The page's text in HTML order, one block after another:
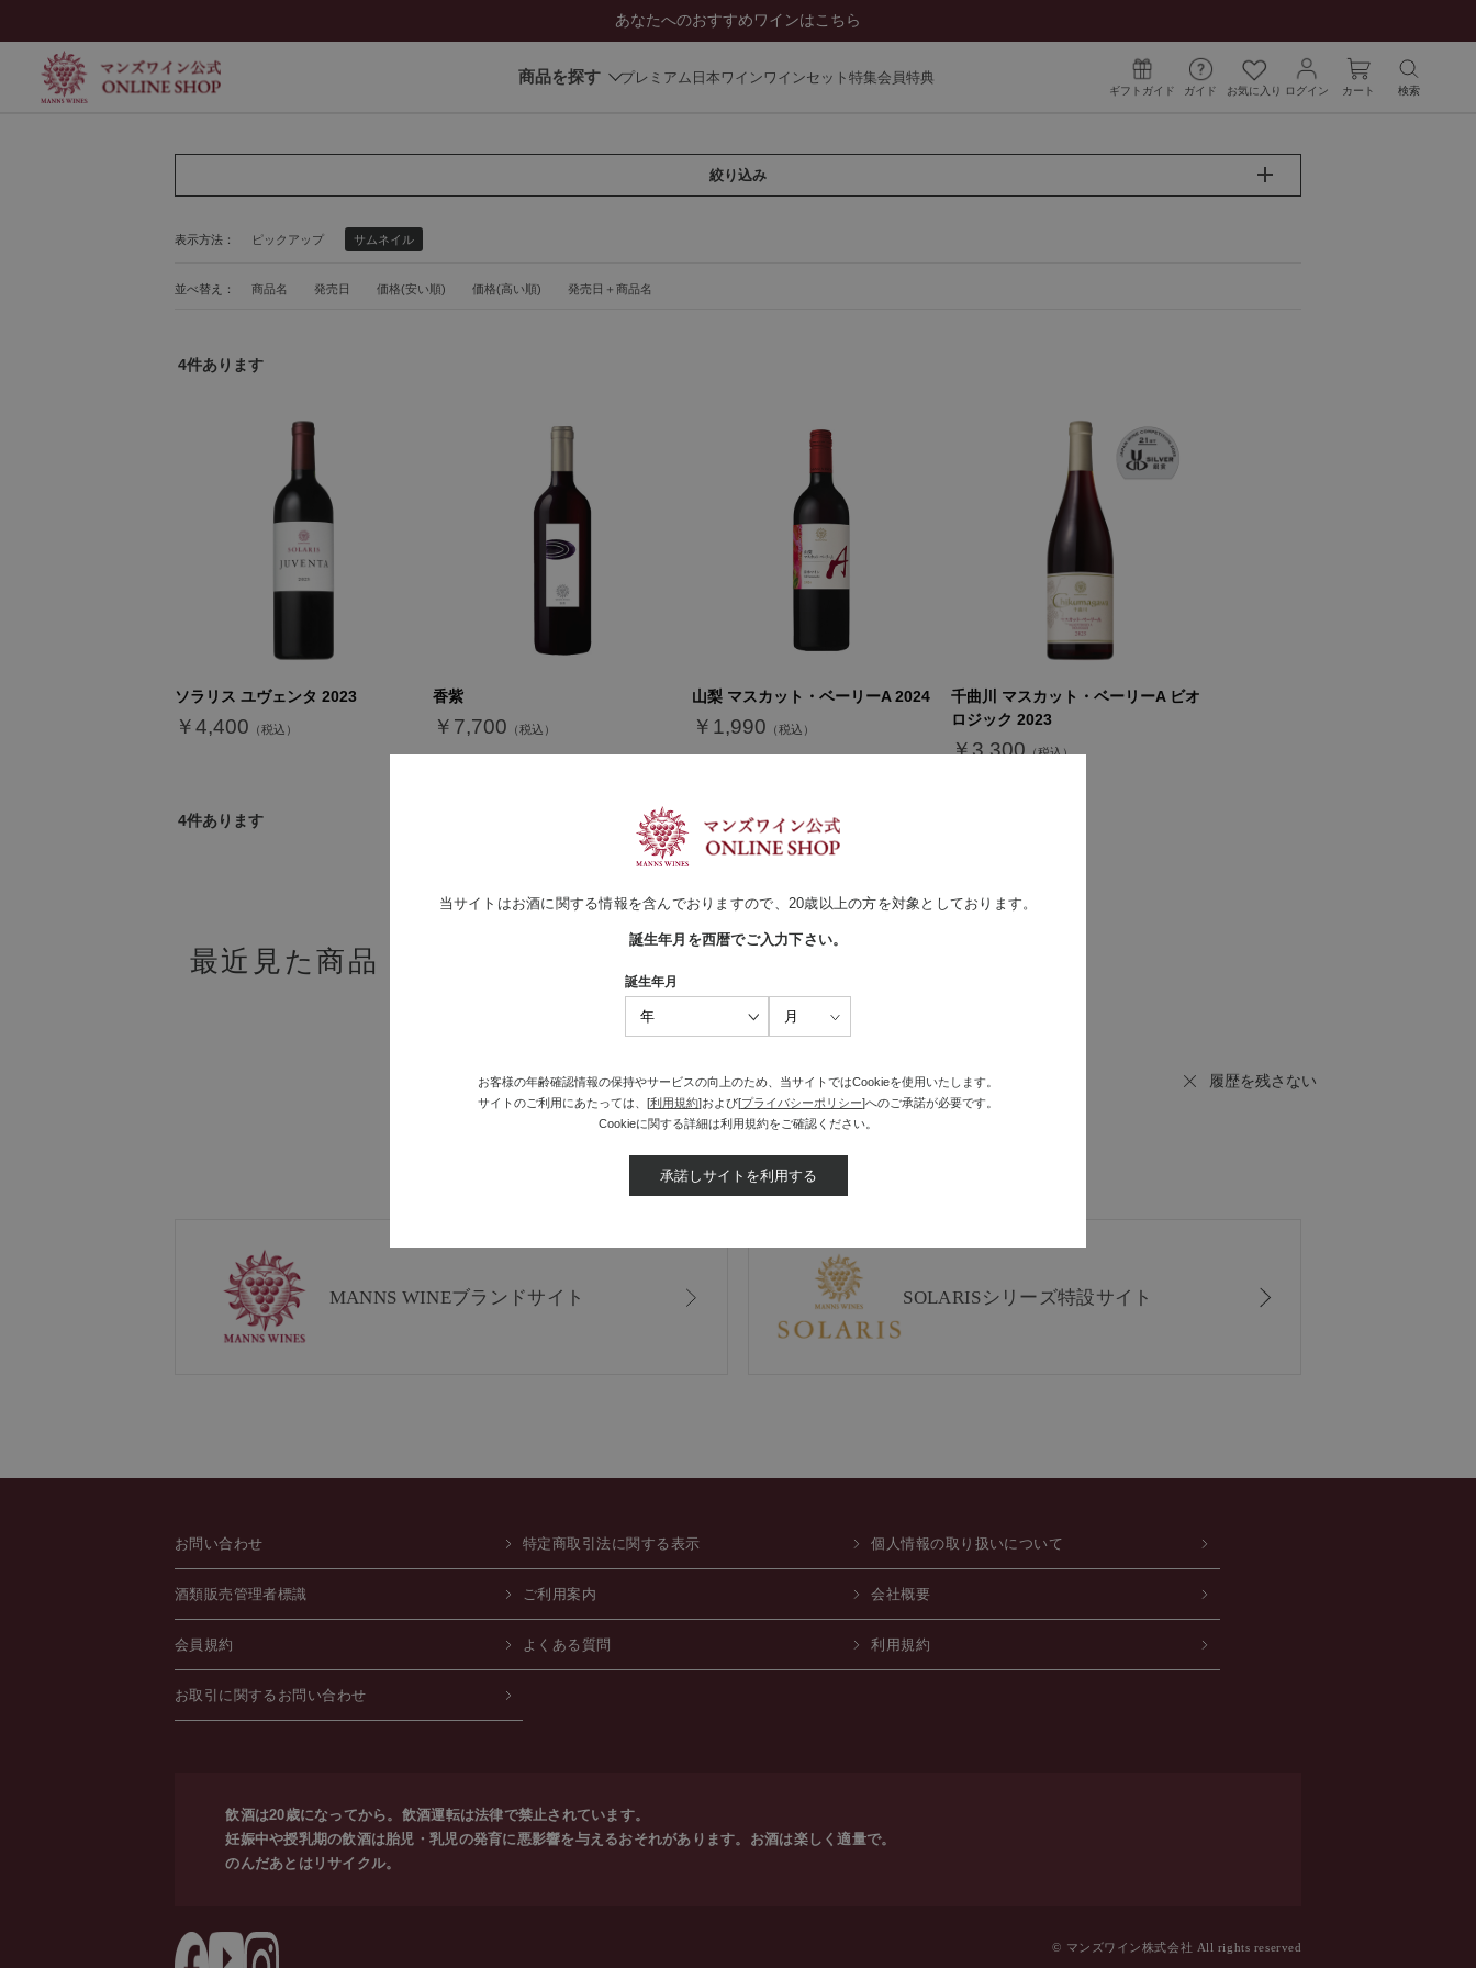
あなたへのおすすめワインはこちら
商品を探す プレミアム日本ワインワインセット 特集会員特典
ギフトガイド ガイド お気に入り ログイン カート 検索
絞り込み
表示方法： ピックアップ サムネイル
並べ替え： 商品名 発売日 価格(安い順) 価格(高い順) 発売日＋商品名
4件あります
ソラリス ユヴェンタ 2023
￥4,400
香紫
￥7,700
山梨 マスカット・ベーリーA 2024
￥1,990
千曲川 マスカット・ベーリーA ビオ
ロジック 2023
￥3,300
4件あります
最近見た商品
最近見た商品がありません。
履歴を残さない
MANNS WINEブランドサイト SOLARISシリーズ特設サイト
お問い合わせ 特定商取引法に関する表示 個人情報の取り扱いについて
酒類販売管理者標識 ご利用案内 会社概要
会員規約 よくある質問 利用規約
お取引に関するお問い合わせ
飲酒は20歳になってから。飲酒運転は法律で禁止されています。
妊娠中や授乳期の飲酒は胎児・乳児の発育に悪影響を与えるおそれがあります。お酒は楽しく適量で。
のんだあとはリサイクル。
© マンズワイン株式会社 All rights reserved
当サイトはお酒に関する情報を含んでおりますので、20歳以上の方を対象としております。
誕生年月を西暦でご入力下さい。
誕生年月
お客様の年齢確認情報の保持やサービスの向上のため、当サイトではCookieを使用いたします。
サイトのご利用にあたっては、[利用規約]および[プライバシーポリシー]へのご承諾が必要です。
Cookieに関する詳細は利用規約をご確認ください。
承諾しサイトを利用する